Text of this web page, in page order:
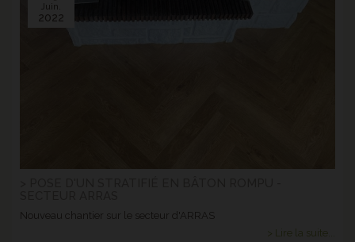
Juin.
2022
Nouveau chantier sur le secteur d'ARRAS
> Lire la suite...